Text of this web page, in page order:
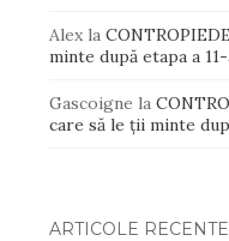
Alexla
minte după etapa a
Gascoigne la
care să le ții minte
ARTICOLE RECENTE